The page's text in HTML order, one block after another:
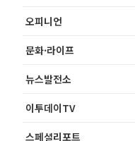
오피니언
문화·라이프
뉴스발전소
이투데이TV
스페셜리포트